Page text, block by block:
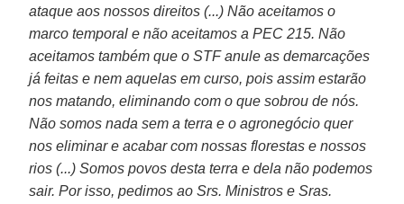
ataque aos nossos direitos (...) Não aceitamos o
marco temporal e não aceitamos a PEC 215. Não
aceitamos também que o STF anule as demarcações
já feitas e nem aquelas em curso, pois assim estarão
nos matando, eliminando com o que sobrou de nós.
Não somos nada sem a terra e o agronegócio quer
nos eliminar e acabar com nossas florestas e nossos
rios (...) Somos povos desta terra e dela não podemos
sair. Por isso, pedimos ao Srs. Ministros e Sras.